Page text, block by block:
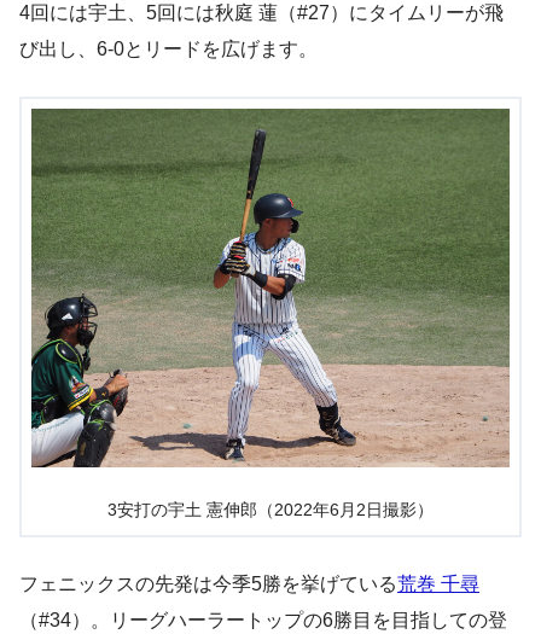
4回には宇土、5回には秋庭 蓮（#27）にタイムリーが飛
び出し、6-0とリードを広げます。
3安打の宇土 憲伸郎（2022年6月2日撮影）
フェニックスの先発は今季5勝を挙げている荒巻 千尋
（#34）。リーグハーラートップの6勝目を目指しての登